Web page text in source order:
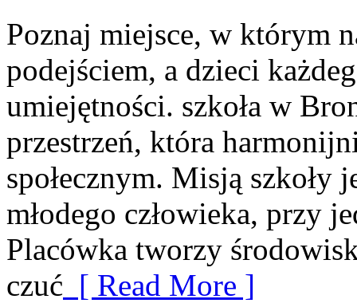
Poznaj miejsce, w którym
podejściem, a dzieci
umiejętności. szkoła w
przestrzeń, która
społecznym. Misją szkoły
młodego człowieka, przy
Placówka tworzy
czuć [ Read More ]